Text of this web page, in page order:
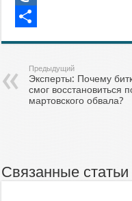
Mail.Ru
Предыдущий
Эксперты: Почему
смог восстановиться
мартовского обвала?
Связанные статьи